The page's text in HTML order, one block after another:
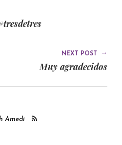
NEXT POST →
Muy agradecidos
Amedi